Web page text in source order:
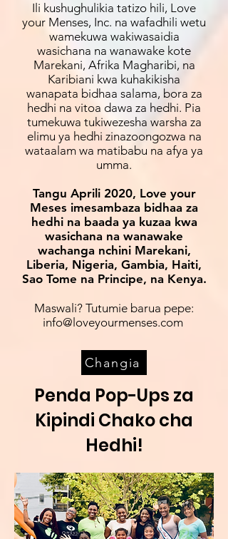
Ili kushughulikia tatizo hili, Love
your Menses, Inc. na wafadhili wetu
wamekuwa wakiwasaidia
wasichana na wanawake kote
Marekani, Afrika Magharibi, na
Karibiani kwa kuhakikisha
wanapata bidhaa salama, bora za
hedhi na vitoa dawa za hedhi. Pia
tumekuwa tukiwezesha warsha za
elimu ya hedhi zinazoongozwa na
wataalam wa matibabu na afya ya
umma.
Tangu Aprili 2020, Love your
Meses imesambaza bidhaa za
hedhi na baada ya kuzaa kwa
wasichana na wanawake
wachanga nchini Marekani,
Liberia, Nigeria, Gambia, Haiti,
Sao Tome na Principe, na Kenya.
Maswali? Tutumie barua pepe:
info@loveyourmenses.com
Changia
Penda Pop-Ups za
Kipindi Chako cha
Hedhi!